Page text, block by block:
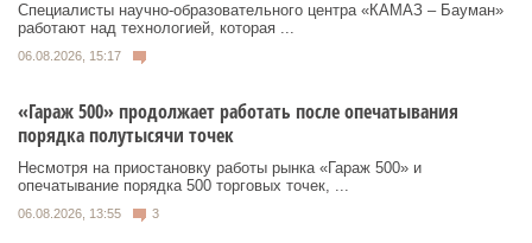
Специалисты научно-образовательного центра «КАМАЗ – Бауман»
работают над технологией, которая ...
06.08.2026, 15:17
«Гараж 500» продолжает работать после опечатывания
порядка полутысячи точек
Несмотря на приостановку работы рынка «Гараж 500» и
опечатывание порядка 500 торговых точек, ...
06.08.2026, 13:55 3